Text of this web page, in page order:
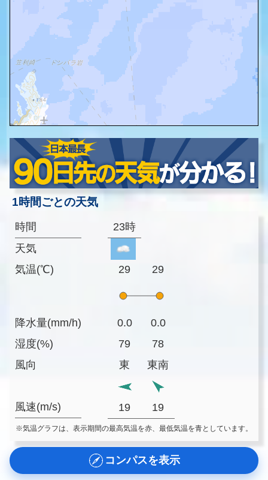
1時間ごとの天気
時間
天気
気温(℃)
降水量(mm/h)
湿度(%)
風向
風速(m/s)
23時
29 29
0.0
0.0
79
78
東
東南
19 19
※気温グラフは、表示期間の最高気温を赤、最低気温を青としています。
コンパスを表示